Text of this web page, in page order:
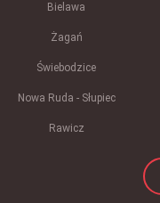
Bielawa
Żagań
Świebodzice
Nowa Ruda - Słupiec
Rawicz